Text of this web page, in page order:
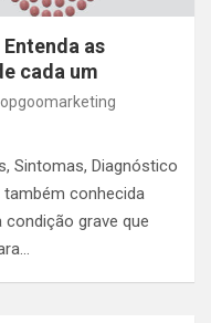
as
cada um
Sintomas, Diagnóstico
conhecida
grave que